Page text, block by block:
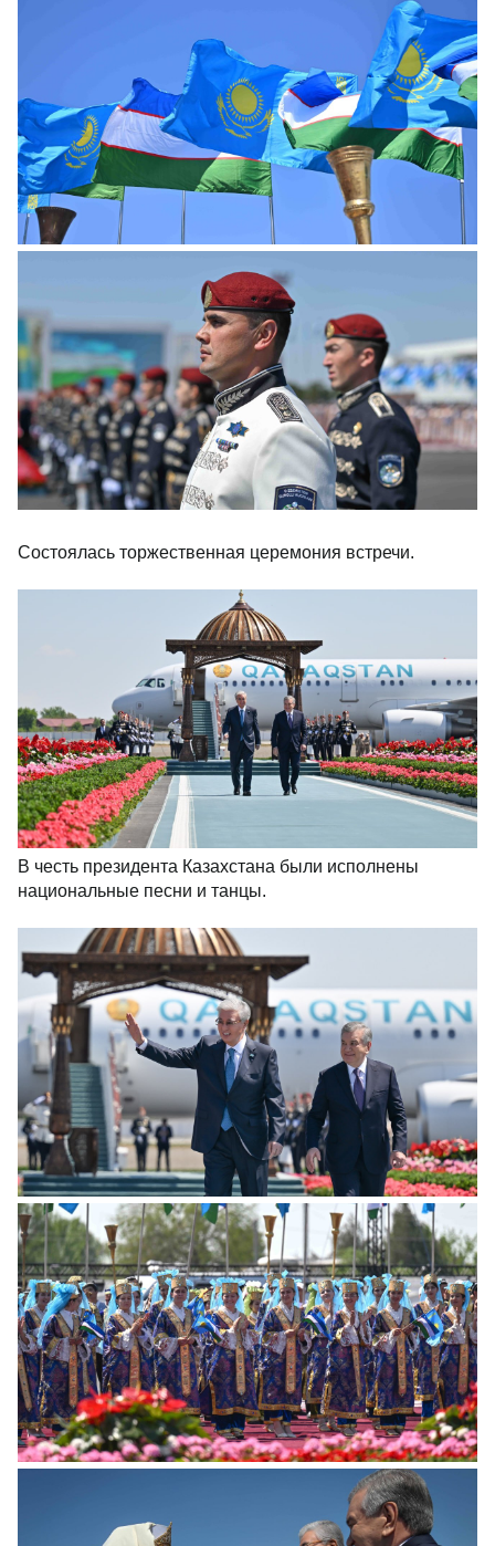
Состоялась торжественная церемония встречи.
В честь президента Казахстана были исполнены
национальные песни и танцы.